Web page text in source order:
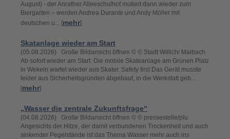
August) - der Anrather Alleeschulhof mutiert dann wieder zum
Biergarten – werden Andrea Durante und Andy Möller mit
deutschen u... [mehr]
Skatanlage wieder am Start
(05.08.2026) Große Bildansicht öffnen © © Stadt Willich/ Maibach
Ab sofort wieder am Start: Die mobile Skateanlage am Grünen Platz
in Wekeln wartet wieder aus Skater. Safety first Das Gerät musste
leider aus Sicherheitsgründen abgebaut, in die Werkstatt geb...
[mehr]
„Wasser die zentrale Zukunftsfrage“
(04.08.2026) Große Bildansicht öffnen © © pressestelle/plu
Angesichts der Hitze, der damit verbundenen Trockenheit und auch
sinkender Pegelstände ist das Thema Wasser mehr auch ins